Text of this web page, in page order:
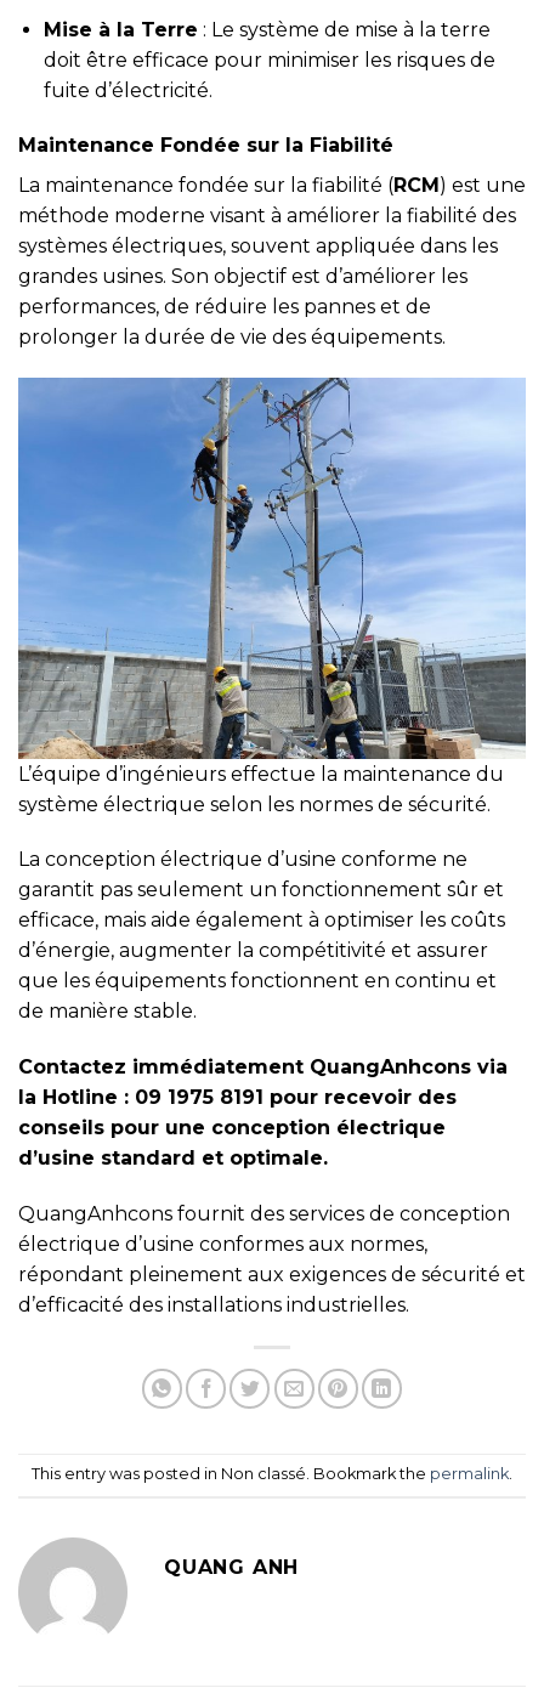
Mise à la Terre : Le système de mise à la terre
doit être efficace pour minimiser les risques de
fuite d’électricité.
Maintenance Fondée sur la Fiabilité
La maintenance fondée sur la fiabilité (RCM ) est une
méthode moderne visant à améliorer la fiabilité des
systèmes électriques, souvent appliquée dans les
grandes usines. Son objectif est d’améliorer les
performances, de réduire les pannes et de
prolonger la durée de vie des équipements.
L’équipe d’ingénieurs effectue la maintenance du
système électrique selon les normes de sécurité.
La conception électrique d’usine conforme ne
garantit pas seulement un fonctionnement sûr et
efficace, mais aide également à optimiser les coûts
d’énergie, augmenter la compétitivité et assurer
que les équipements fonctionnent en continu et
de manière stable.
Contactez immédiatement QuangAnhcons via
la Hotline : 09 1975 8191 pour recevoir des
conseils pour une conception électrique
d’usine standard et optimale.
QuangAnhcons fournit des services de conception
électrique d’usine conformes aux normes,
répondant pleinement aux exigences de sécurité et
d’efficacité des installations industrielles.
This entry was posted in Non classé. Bookmark the permalink.
QUANG ANH